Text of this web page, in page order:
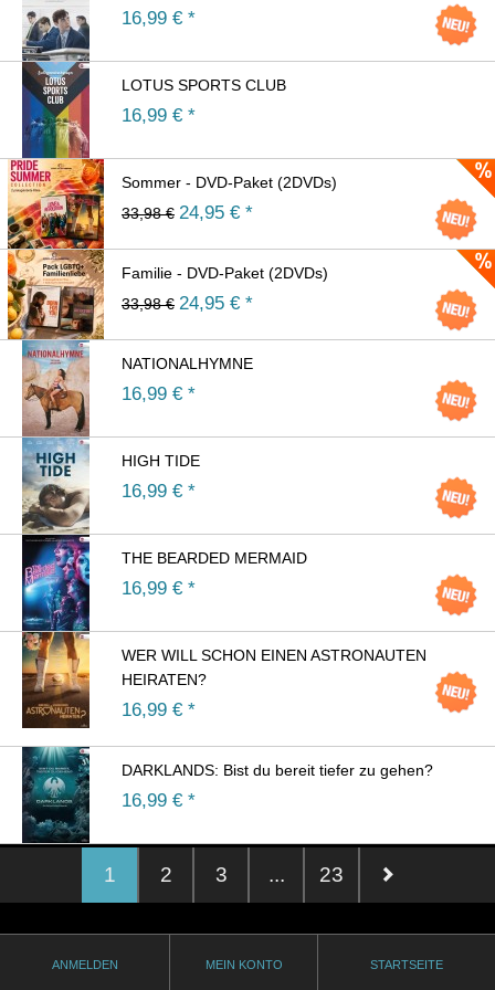
16,99 € *
LOTUS SPORTS CLUB
16,99 € *
Sommer - DVD-Paket (2DVDs)
33,98 € 24,95 € *
Familie - DVD-Paket (2DVDs)
33,98 € 24,95 € *
NATIONALHYMNE
16,99 € *
HIGH TIDE
16,99 € *
THE BEARDED MERMAID
16,99 € *
WER WILL SCHON EINEN ASTRONAUTEN
HEIRATEN?
16,99 € *
DARKLANDS: Bist du bereit tiefer zu gehen?
16,99 € *
1 2 3 ... 23
ANMELDEN MEIN KONTO STARTSEITE